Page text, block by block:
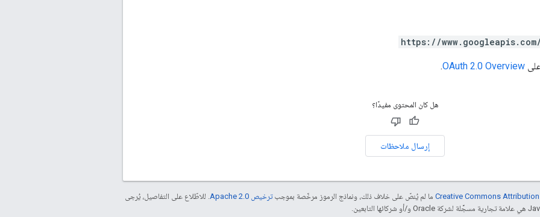
https://
OAuth 2.0 Overview
.
هل كان المحتوى مفيدًا؟
إرسال ملاحظات
ما لم يُنصّ على خلاف ذلك، ونماذج الرموز مرخّصة بموجبترخيص Apache 2.0‏
. للاطّلاع على التفاصيل، يُرجى